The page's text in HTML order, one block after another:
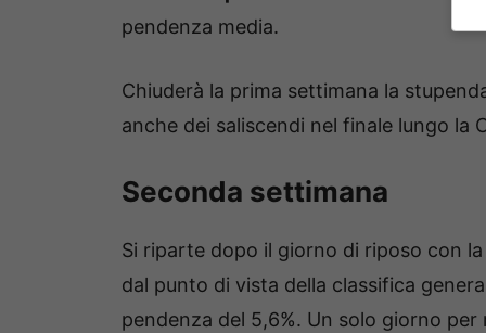
pendenza media.
Chiuderà la prima settimana la
anche dei saliscendi nel finale lungo la
Seconda settimana
Si riparte dopo il giorno di riposo con
dal punto di vista della classifica
pendenza del 5,6%. Un solo giorno